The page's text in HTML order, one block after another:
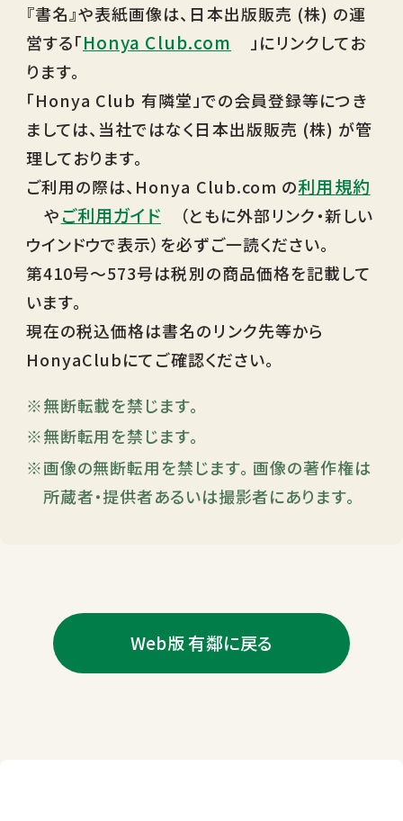
『書名』や表紙画像は、日本出版販売 (株) の運
営する「Honya Club.com
」にリンクしてお
ります。
「Honya Club 有隣堂」での会員登録等につき
ましては、当社ではなく日本出版販売 (株) が管
理しております。
ご利用の際は、Honya Club.com の利用規約
やご利用ガイド
（ともに外部リンク・新しい
ウインドウで表示）を必ずご一読ください。
第410号～573号は税別の商品価格を記載して
います。
現在の税込価格は書名のリンク先等から
HonyaClubにてご確認ください。
無断転載を禁じます。
無断転用を禁じます。
画像の無断転用を禁じます。 画像の著作権は
所蔵者・提供者あるいは撮影者にあります。
Web版 有鄰に戻る